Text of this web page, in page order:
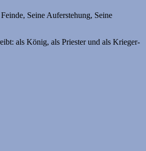
Seine Auferstehung, Seine
als König, als Priester und als Krieger-